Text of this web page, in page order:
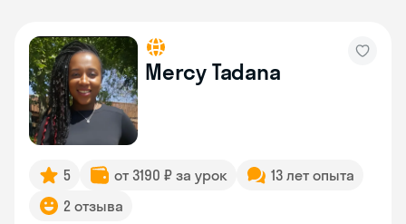
Mercy Tadana
5 от 3190 ₽ за урок
13 лет опыта
2 отзыва